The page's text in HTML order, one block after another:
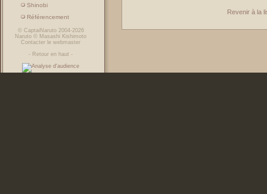
Shinobi
Référencement
© CaptaiNaruto2004-2026
Naruto © Masashi Kishimoto
Contacter le webmaster
- Retour en haut -
Revenir à la